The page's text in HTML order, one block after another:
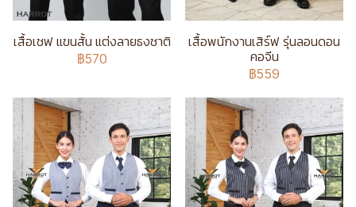
เสื้อเชฟ แขนสั้น แต่งลายธงชาติ
฿570
เสื้อพนักงานเสิร์ฟ รุ่นลอนดอน
คอจีน
฿559